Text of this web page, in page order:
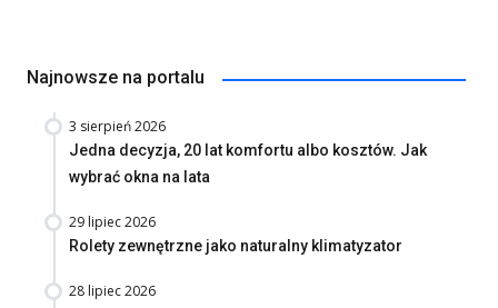
Najnowsze na portalu
3 sierpień 2026
Jedna decyzja, 20 lat komfortu albo kosztów. Jak
wybrać okna na lata
29 lipiec 2026
Rolety zewnętrzne jako naturalny klimatyzator
28 lipiec 2026